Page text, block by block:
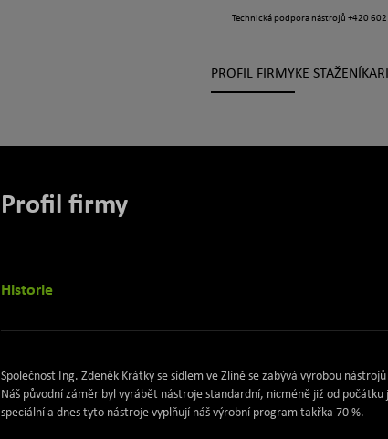
Technická podpora nástrojů +420
PROFIL FIRMYKE STAŽENÍ
Profil firmy
Historie
Společnost Ing. Zdeněk Krátký se sídlem ve Zlíně se zabývá výrobou
Náš původní záměr byl vyrábět nástroje standardní, nicméně již od
speciální a dnes tyto nástroje vyplňují náš výrobní program takřka 70 %.